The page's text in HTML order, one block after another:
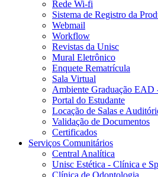
Rede Wi-fi
Sistema de Registro da
Webmail
Workflow
Revistas da Unisc
Mural Eletrônico
Enquete Rematrícula
Sala Virtual
Ambiente Graduação EAD
Portal do Estudante
Locação de Salas e
Validação de Documentos
Certificados
Serviços Comunitários
Central Analítica
Unisc Estética - Clínica e